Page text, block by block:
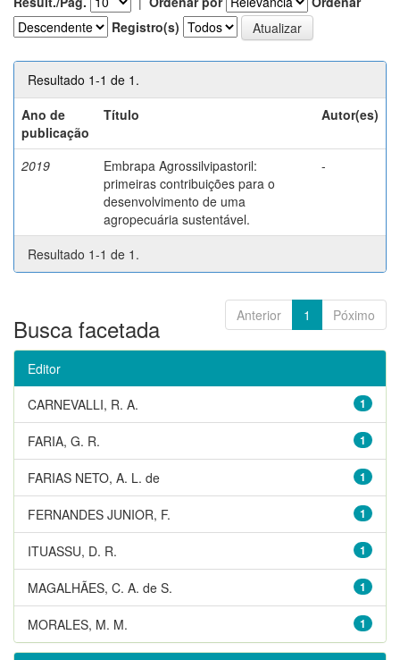
Registro(s)
Resultado 1-1 de 1.
Ano de
publicação
Título Autor(es)
2019
Embrapa Agrossilvipastoril:
primeiras contribuições para o
desenvolvimento de uma
agropecuária sustentável.
-
Resultado 1-1 de 1.
Anterior 1 Póximo
Busca facetada
Editor
1
CARNEVALLI, R. A.
1
FARIA, G. R.
1
FARIAS NETO, A. L. de
1
FERNANDES JUNIOR, F.
1
ITUASSU, D. R.
1
MAGALHÃES, C. A. de S.
1
MORALES, M. M.